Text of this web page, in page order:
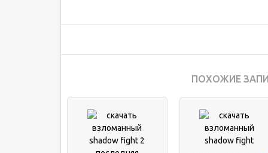
ПОХОЖИЕ